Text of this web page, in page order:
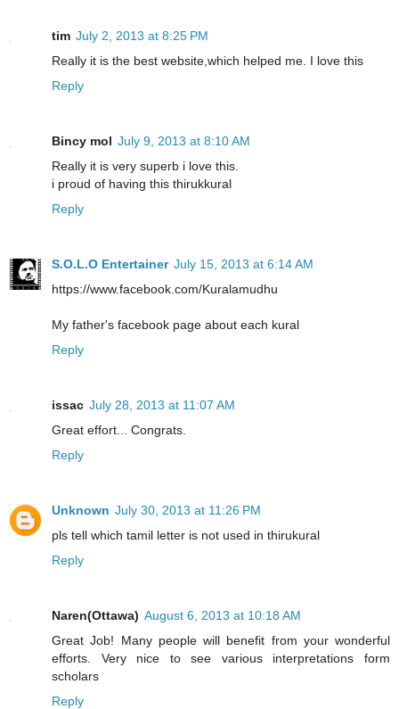
tim July 2, 2013 at 8:25 PM
Really it is the best website,which helped me. I love this
Reply
Bincy mol July 9, 2013 at 8:10 AM
Really it is very superb i love this.
i proud of having this thirukkural
Reply
S.O.L.O Entertainer July 15, 2013 at 6:14 AM
https://www.facebook.com/Kuralamudhu
My father's facebook page about each kural
Reply
issac July 28, 2013 at 11:07 AM
Great effort... Congrats.
Reply
Unknown July 30, 2013 at 11:26 PM
pls tell which tamil letter is not used in thirukural
Reply
Naren(Ottawa) August 6, 2013 at 10:18 AM
Great Job! Many people will benefit from your wonderful
efforts. Very nice to see various interpretations form
scholars
Reply